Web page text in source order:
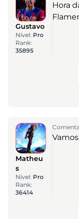
Gustavo
Nível: Pro
Rank:
35895
Hora
Matheu
s
Nível: Pro
Rank:
36414